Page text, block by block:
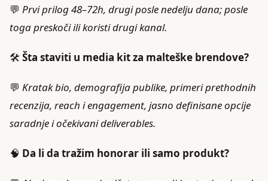
💬 Prvi prilog 48–72h, drugi posle nedelju dana; posle
toga preskoči ili koristi drugi kanal.
🛠️ Šta staviti u media kit za malteške brendove?
💬 Kratak bio, demografija publike, primeri prethodnih
recenzija, reach i engagement, jasno definisane opcije
saradnje i očekivani deliverables.
🧠 Da li da tražim honorar ili samo produkt?